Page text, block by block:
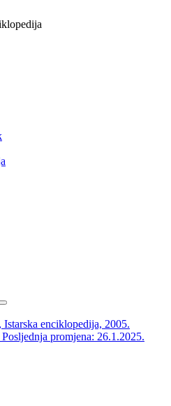
enciklopedija, 2005.
promjena: 26.1.2025.